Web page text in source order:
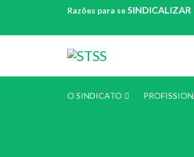
Razões para seSINDICALIZAR
O SINDICATO